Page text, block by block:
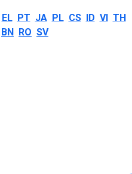
EL PT JA PL CS ID VI TH
BN RO SV